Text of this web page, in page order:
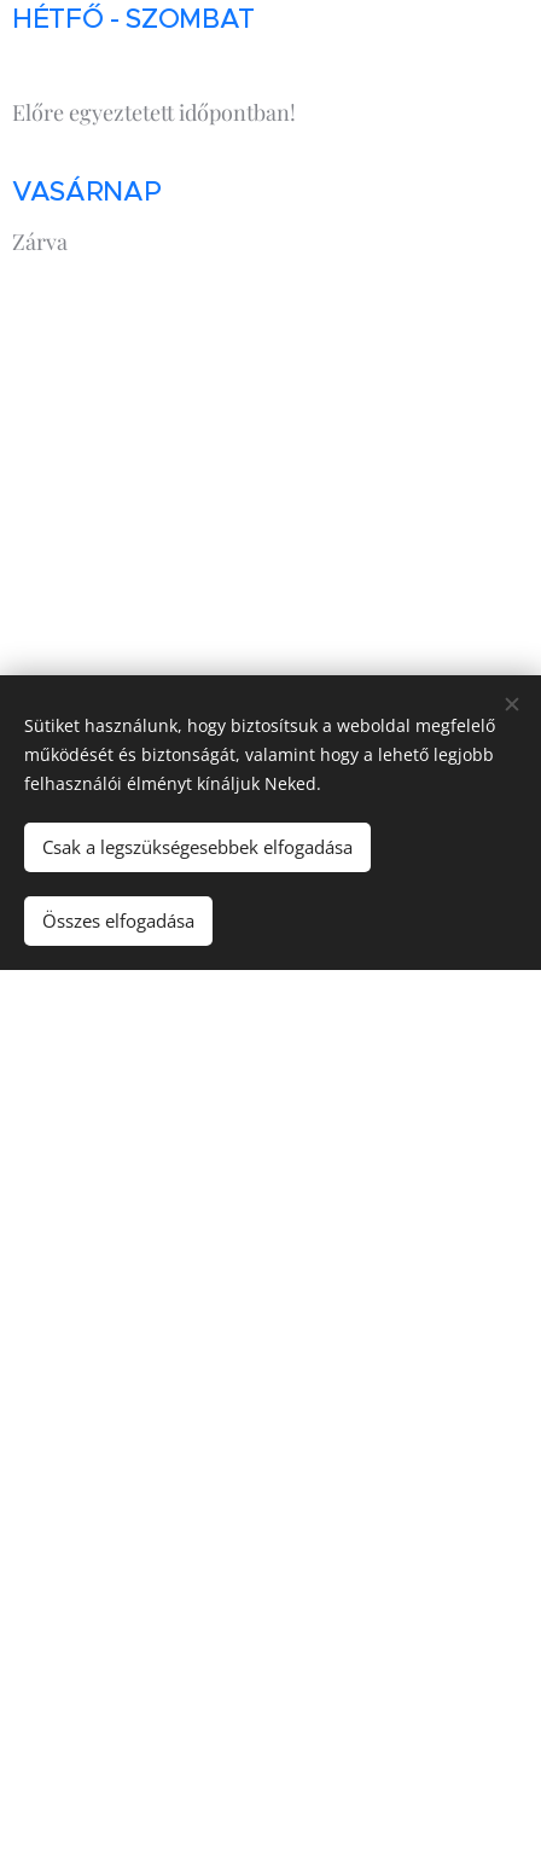
HÉTFŐ - SZOMBAT
Előre egyeztetett időpontban!
VASÁRNAP
Zárva
Sütiket használunk, hogy biztosítsuk a weboldal megfelelő
működését és biztonságát, valamint hogy a lehető legjobb
felhasználói élményt kínáljuk Neked.
Csak a legszükségesebbek elfogadása
Összes elfogadása